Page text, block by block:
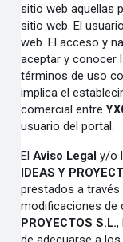
sitio web aquellas
sitio web. El
web. El acceso y
aceptar y conocer
términos de uso
implica el
comercial entre
usuario del portal.
ElAviso Legaly/o
IDEAS Y
prestados a
modificaciones de
PROYECTOS S.L.,